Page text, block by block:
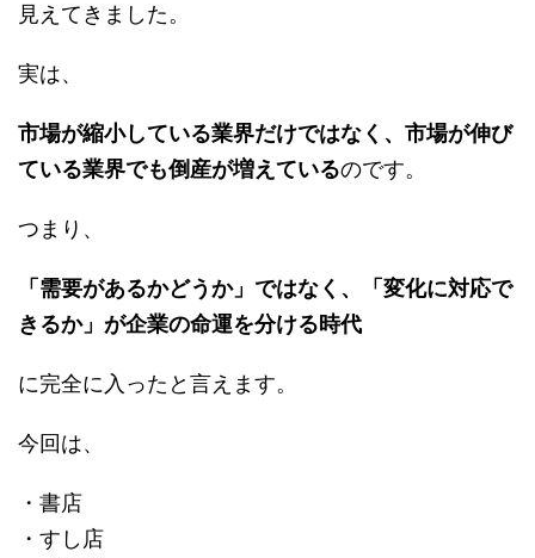
見えてきました。
実は、
市場が縮小している業界だけではなく、市場が伸び
ている業界でも倒産が増えているのです。
つまり、
「需要があるかどうか」ではなく、「変化に対応で
きるか」が企業の命運を分ける時代
に完全に入ったと言えます。
今回は、
・書店
・すし店